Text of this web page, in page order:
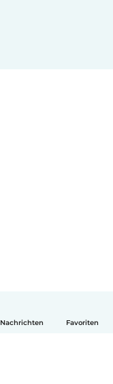
Nachrichten Favoriten